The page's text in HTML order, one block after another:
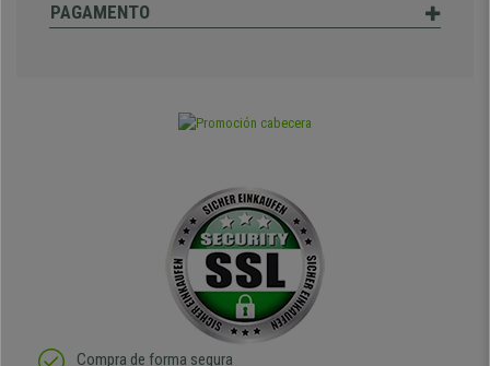
PAGAMENTO
Compra de forma segura